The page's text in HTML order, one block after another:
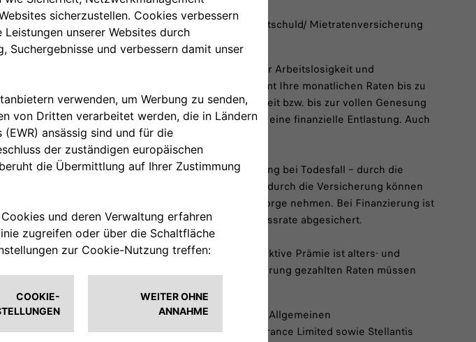
Absicherung bei Krankheit oder Jobverlust:Die Restschuld/ Mietratenversicherung
(Plus)
Finanzielle Unterstützung bei unverschuldeter Arbeitslosigkeit und
ArbeitsunfähigkeitDie Versicherung übernimmt Ihre monatlichen Raten bis zu
einem Jahr bei unverschuldeter Arbeitslosigkeit bzw. bis zur vollen Genesung
bei Arbeitsunfähigkeit und bietet Ihnen somit eine finanzielle Entlastung. Auch
Mehrfachleistungen sind abgedeckt.
Absicherung Ihrer FamilieFinanzielle Entlastung bei Todesfall – durch die
Übernahme der offenen Kredit-/Leasingraten durch die Versicherung können
Sie Ihren Hinterbliebenen zumindest diese Sorge nehmen. Bei Finanzierung ist
im Sterbefall auch eine ggf. vereinbarte Schlussrate abgesichert.
Attraktive Prämie, keine RückzahlungDie attraktive Prämie ist alters- und
geschlechtsunabhängig, die von der Versicherung gezahlten Raten müssen
Die Auflistung ist nicht abschließend. Es gelten die Allgemeinen
Versicherungsbedingungen der Stellantis Life Insurance Limited sowie Stellantis